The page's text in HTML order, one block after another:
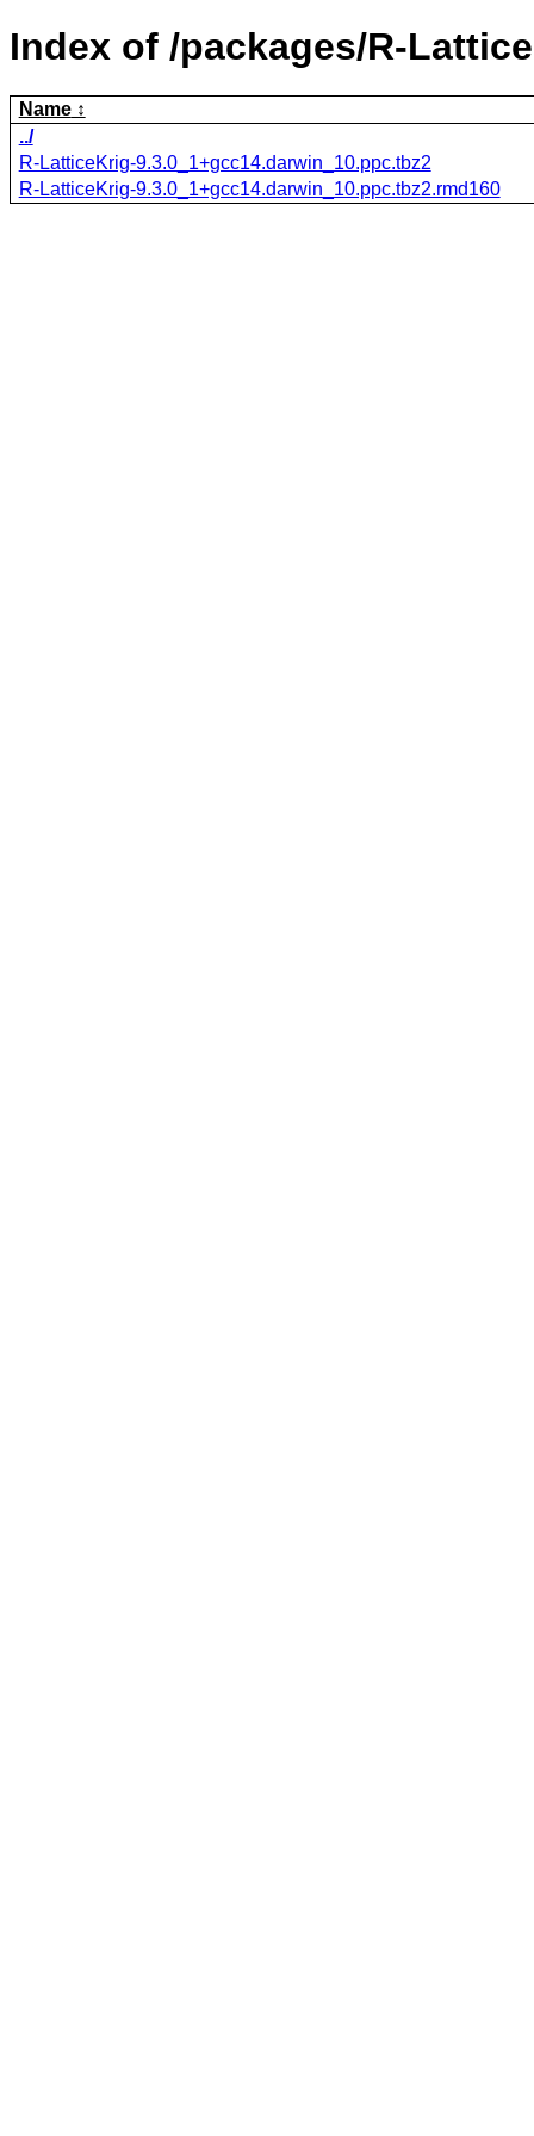
Index of /packages/R-
Name
../
R-LatticeKrig-9.3.0_1+gcc14.darwin_10.ppc.tbz2
R-LatticeKrig-9.3.0_1+gcc14.darwin_10.ppc.tbz2.rmd160